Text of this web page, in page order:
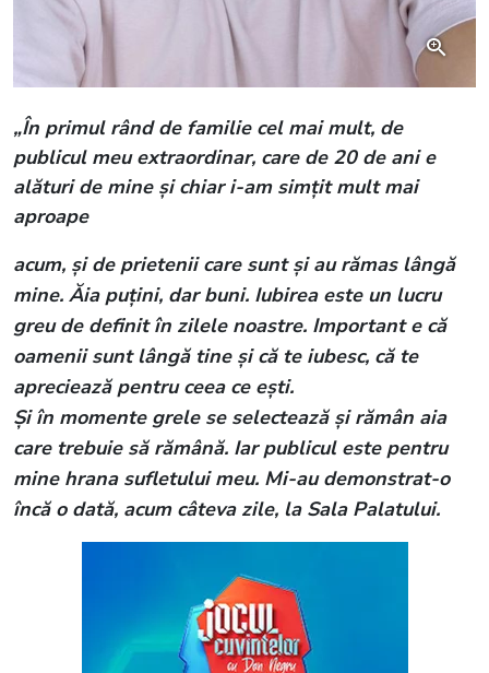
„În primul rând de familie cel mai mult, de
publicul meu extraordinar, care de 20 de ani e
alături de mine și chiar i-am simțit mult mai
aproape
acum, și de prietenii care sunt și au rămas lângă
mine. Ăia puțini, dar buni. Iubirea este un lucru
greu de definit în zilele noastre. Important e că
oamenii sunt lângă tine și că te iubesc, că te
apreciează pentru ceea ce ești.
Și în momente grele se selectează și rămân aia
care trebuie să rămână. Iar publicul este pentru
mine hrana sufletului meu. Mi-au demonstrat-o
încă o dată, acum câteva zile, la Sala Palatului.